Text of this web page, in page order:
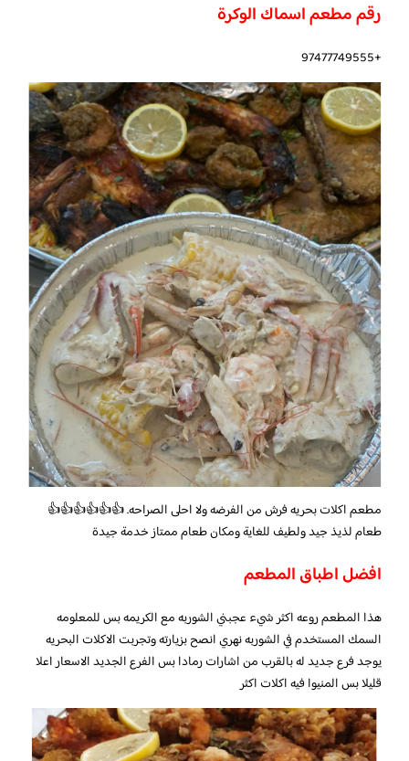
رقم مطعم اسماك الوكرة
+97477749555
مطعم اكلات بحريه فرش من الفرضه ولا احلى الصراحه. 👍👍👍👍👍👍
طعام لذيذ جيد ولطيف للغاية ومكان طعام ممتاز خدمة جيدة
افضل اطباق المطعم
هذا المطعم روعه اكثر شيء عجبني الشوربه مع الكريمه بس للمعلومه
السمك المستخدم في الشوربه نهري انصح بزيارته وتجربت الاكلات البحريه
يوجد فرع جديد له بالقرب من اشارات رمادا بس الفرع الجديد الاسعار اعلا
قليلا بس المنيوا فيه اكلات اكثر